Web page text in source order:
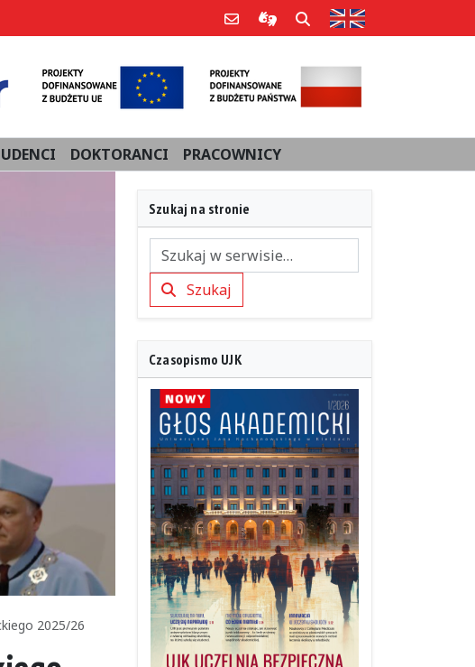
Poczta e-mailInformacje dla użytkowników
Szukaj Strona w języku
DOKTORANCI PRACOWNICY
2025/26
Szukaj na stronie
SzukajSzukaj
Czasopismo UJK